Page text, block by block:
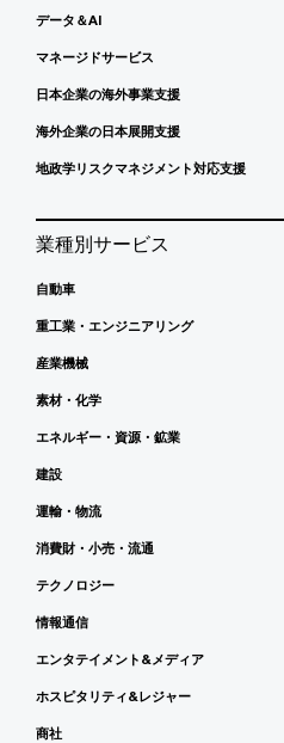
データ＆AI
マネージドサービス
日本企業の海外事業支援
海外企業の日本展開支援
地政学リスクマネジメント対応支援
業種別サービス
自動車
重工業・エンジニアリング
産業機械
素材・化学
エネルギー・資源・鉱業
建設
運輸・物流
消費財・小売・流通
テクノロジー
情報通信
エンタテイメント&メディア
ホスピタリティ&レジャー
商社